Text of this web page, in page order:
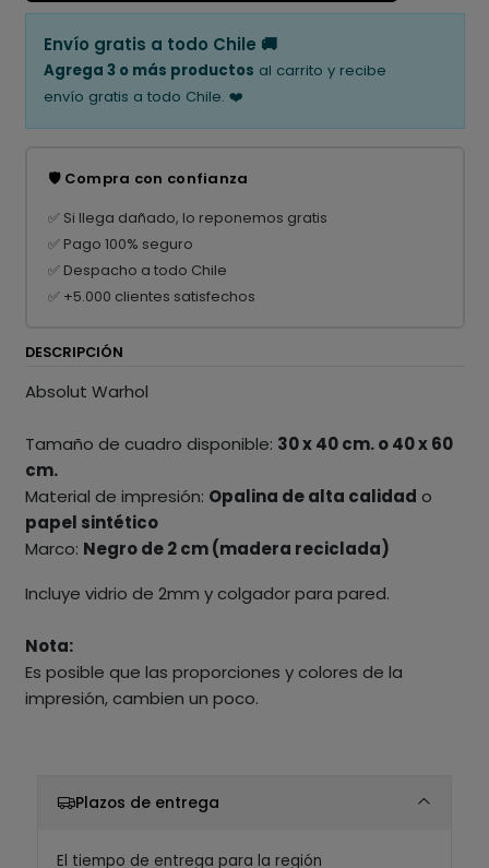
Envío gratis a todo Chile 🚚
Agrega 3 o más productos al carrito y recibe
envío gratis a todo Chile. ❤️
🛡️ Compra con confianza
✅ Si llega dañado, lo reponemos gratis
✅ Pago 100% seguro
✅ Despacho a todo Chile
✅ +5.000 clientes satisfechos
DESCRIPCIÓN
Absolut Warhol
Tamaño de cuadro disponible: 30 x 40 cm. o 40 x 60
cm.
Material de impresión: Opalina de alta calidad o
papel sintético
Marco: Negro de 2 cm (madera reciclada)
Incluye vidrio de 2mm y colgador para pared.
Nota:
Es posible que las proporciones y colores de la
impresión, cambien un poco.
Plazos de entrega
El tiempo de entrega para la región